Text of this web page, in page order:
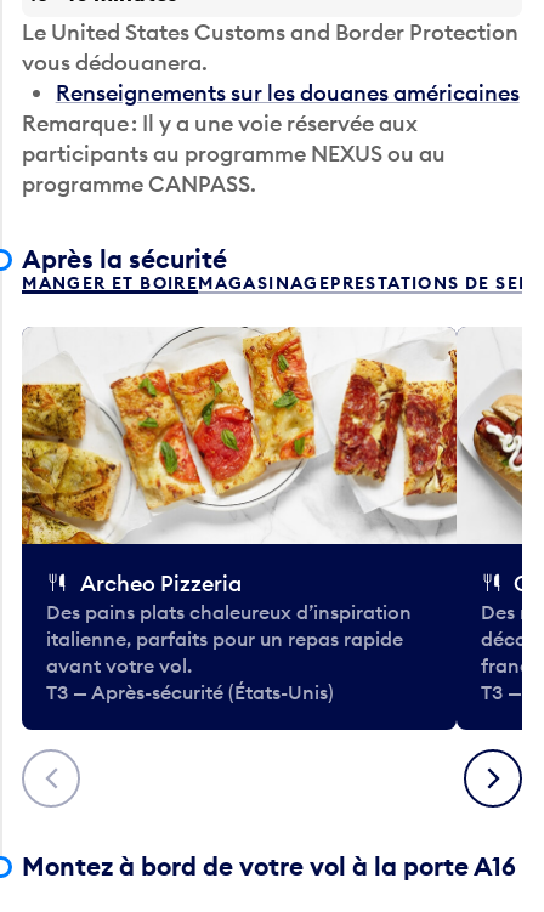
Le United States Customs and Border Protection
vous dédouanera.
Renseignements sur les douanes américaines
Remarque : Il y a une voie réservée aux
participants au programme NEXUS ou au
programme CANPASS.
Après la sécurité
MANGER ET BOIREMAGASINAGEPRESTATIONS DE
Précédent
Archeo Pizzeria
Des pains plats chaleureux d’inspiration
italienne, parfaits pour un repas rapide
avant votre vol.
T3 — Après-sécurité (États-Unis)
Des
T3 —
Suivant
Montez à bord de votre vol à la porte A16